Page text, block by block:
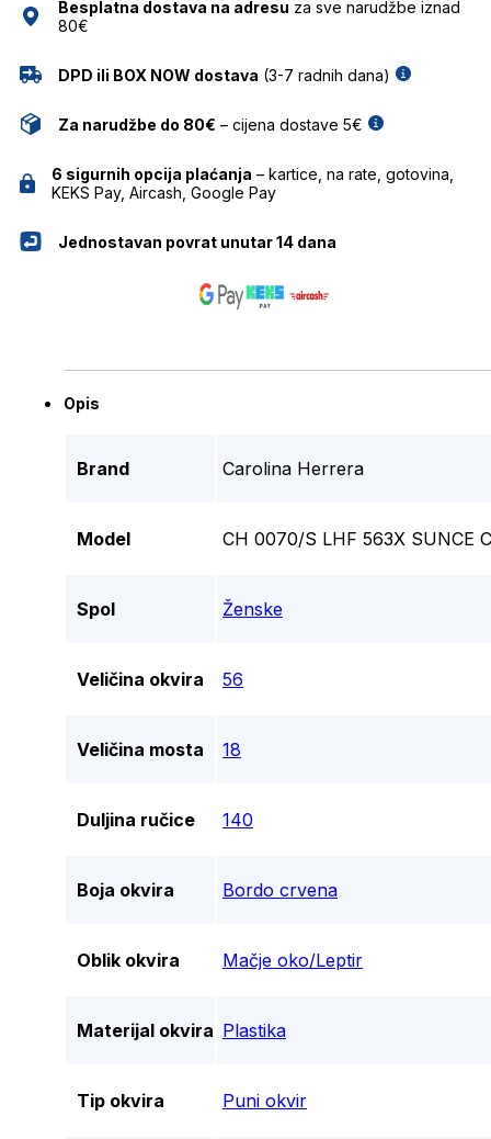
Besplatna dostava na adresu za sve narudžbe iznad
80€
DPD ili BOX NOW dostava (3-7 radnih dana)
Za narudžbe do 80€ – cijena dostave 5€
6 sigurnih opcija plaćanja – kartice, na rate, gotovina,
KEKS Pay, Aircash, Google Pay
Jednostavan povrat unutar 14 dana
Opis
Brand Carolina Herrera
Model CH 0070/S LHF 563X SUNCE
Spol Ženske
Veličina okvira 56
Veličina mosta 18
Duljina ručice 140
Boja okvira Bordo crvena
Oblik okvira Mačje oko/Leptir
Materijal okvira Plastika
Tip okvira Puni okvir